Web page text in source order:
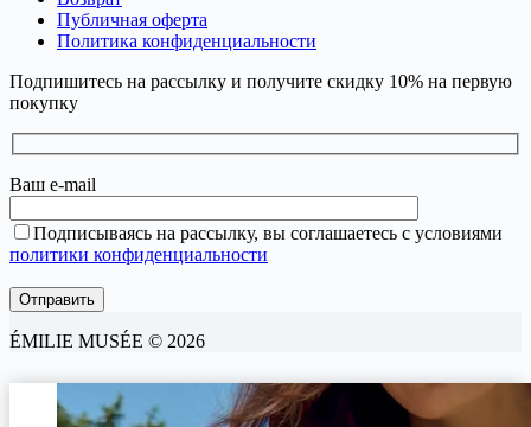
Публичная оферта
Политика конфиденциальности
Подпишитесь на рассылку и получите скидку 10% на первую
покупку
Ваш e-mail
Подписываясь на рассылку, вы соглашаетесь с условиями
политики конфиденциальности
ÉMILIE MUSÉE © 2026